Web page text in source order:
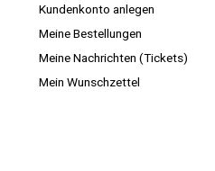
Kundenkonto anlegen
Meine Bestellungen
Meine Nachrichten (Tickets)
Mein Wunschzettel